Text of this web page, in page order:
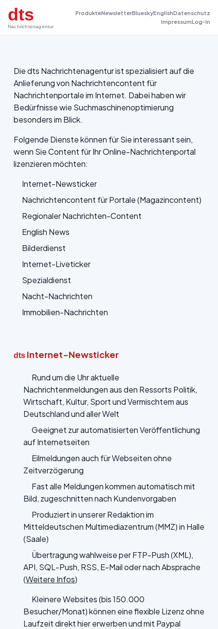
dts
Nachrichtenagentur
ProdukteNewsletterBlueskyEnglishDatenschutz
ImpressumLog-In
Die dts Nachrichtenagentur ist spezialisiert auf die
Anlieferung von Nachrichtencontent für
Nachrichtenportale im Internet. Dabei haben wir
Bedürfnisse wie Suchmaschinenoptimierung
besonders im Blick.
Folgende Dienste können für Sie interessant sein,
wenn Sie Content für Ihr Online-Nachrichtenportal
lizenzieren möchten:
Internet-Newsticker
Nachrichtencontent für Portale (Magazincontent)
Regionaler Nachrichten-Content
English News
Bilderdienst
Internet-Liveticker
Spezialdienst
Nacht-Nachrichten
Immobilien-Nachrichten
dts Internet-Newsticker
Rund um die Uhr aktuelle
Nachrichtenmeldungen aus den Ressorts Politik,
Wirtschaft, Kultur, Sport und Vermischtem aus
Deutschland und aller Welt
Geeignet zur automatisierten Veröffentlichung
auf Internetseiten
Eilmeldungen auch für Webseiten ohne
Zeitverzögerung
Fast alle Meldungen kommen automatisch mit
Bild, zugeschnitten nach Kundenvorgaben
Produziert in unserer Redaktion im
Mitteldeutschen Multimediazentrum (MMZ) in Halle
(Saale)
Übertragung wahlweise per FTP-Push (XML),
API, SQL-Push, RSS, E-Mail oder nach Absprache
(Weitere Infos)
Kleinere Websites (bis 150.000
Besucher/Monat) können eine flexible Lizenz ohne
Laufzeit direkt hier erwerben und mit Paypal